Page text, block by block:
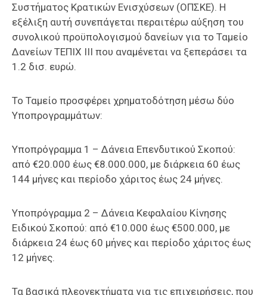
Συστήματος Κρατικών Ενισχύσεων (ΟΠΣΚΕ). Η
εξέλιξη αυτή συνεπάγεται περαιτέρω αύξηση του
συνολικού προϋπολογισμού δανείων για το Ταμείο
Δανείων ΤΕΠΙΧ ΙΙΙ που αναμένεται να ξεπεράσει τα
1.2 δισ. ευρώ.
Το Ταμείο προσφέρει χρηματοδότηση μέσω δύο
Υποπρογραμμάτων:
Υποπρόγραμμα 1 – Δάνεια Επενδυτικού Σκοπού:
από €20.000 έως €8.000.000, με διάρκεια 60 έως
144 μήνες και περίοδο χάριτος έως 24 μήνες.
Υποπρόγραμμα 2 – Δάνεια Κεφαλαίου Κίνησης
Ειδικού Σκοπού: από €10.000 έως €500.000, με
διάρκεια 24 έως 60 μήνες και περίοδο χάριτος έως
12 μήνες.
Τα βασικά πλεονεκτήματα για τις επιχειρήσεις, που